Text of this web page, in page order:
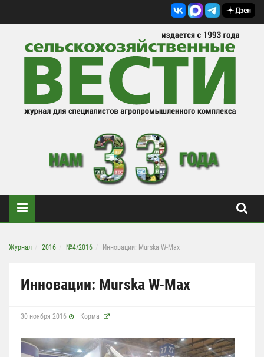
Журнал 2016 №4/2016 Инновации: Murska W-Max
Инновации: Murska W-Max
30 ноября 2016 Корма